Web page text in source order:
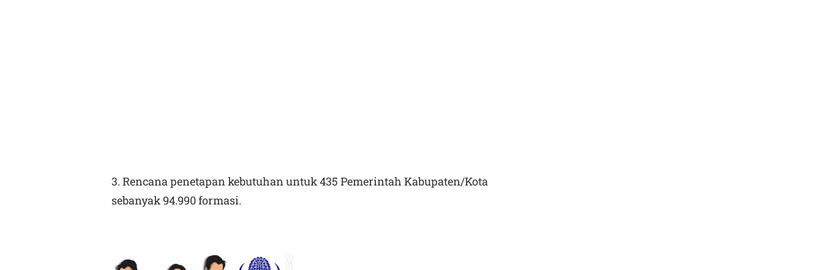
3. Rencana penetapan kebutuhan untuk 435 Pemerintah Kabupaten/Kota
sebanyak 94.990 formasi.